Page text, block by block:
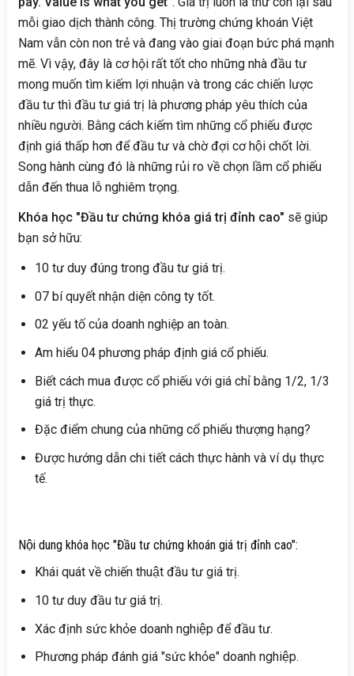
mỗi giao dịch thành công. Thị trường chứng khoán Việt
Nam vẫn còn non trẻ và đang vào giai đoạn bức phá mạnh
mẽ. Vì vậy, đây là cơ hội rất tốt cho những nhà đầu tư
mong muốn tìm kiếm lợi nhuận và trong các chiến lược
đầu tư thì đầu tư giá trị là phương pháp yêu thích của
nhiều người. Bằng cách kiếm tìm những cổ phiếu được
định giá thấp hơn để đầu tư và chờ đợi cơ hội chốt lời.
Song hành cùng đó là những rủi ro về chọn lầm cổ phiếu
dẫn đến thua lỗ nghiêm trọng.
Khóa học "Đầu tư chứng khóa giá trị đỉnh cao" sẽ giúp
bạn sở hữu:
10 tư duy đúng trong đầu tư giá trị.
07 bí quyết nhận diện công ty tốt.
02 yếu tố của doanh nghiệp an toàn.
Am hiểu 04 phương pháp định giá cổ phiếu.
Biết cách mua được cổ phiếu với giá chỉ bằng 1/2, 1/3
giá trị thực.
Đặc điểm chung của những cổ phiếu thượng hạng?
Được hướng dẫn chi tiết cách thực hành và ví dụ thực
tế.
Nội dung khóa học "Đầu tư chứng khoán giá trị đỉnh cao":
Khái quát về chiến thuật đầu tư giá trị.
10 tư duy đầu tư giá trị.
Xác định sức khỏe doanh nghiệp để đầu tư.
Phương pháp đánh giá "sức khỏe" doanh nghiệp.